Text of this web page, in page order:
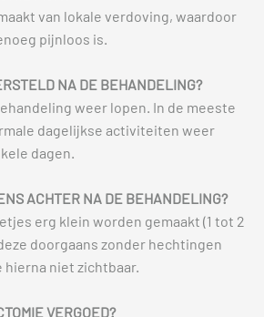
van lokale verdoving, waardoor
pijnloos is.
NA DE BEHANDELING?
weer lopen. In de meeste
dagelijkse activiteiten weer
dagen.
ACHTER NA DE BEHANDELING?
erg klein worden gemaakt (1 tot 2
doorgaans zonder hechtingen
hierna niet zichtbaar.
VERGOED?